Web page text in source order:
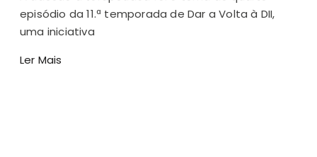
episódio da 11.ª temporada de Dar a Volta à DII,
uma iniciativa
Ler Mais